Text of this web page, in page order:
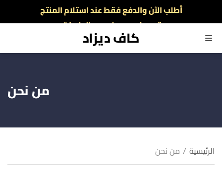
أطلب الآن والدفع فقط عند استلام المنتج
توصيل سريع لجميع الولايات
القائمة
كاف ديزاد
من نحن
الرئيسية / من نحن